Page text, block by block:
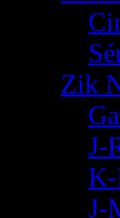
Zik
J-
K-
J-